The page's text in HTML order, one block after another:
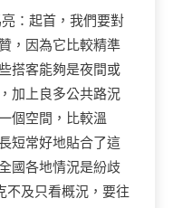
：起首，我們要對
，因為它比較精準
搭客能夠是夜間或
加上良多公共路況
個空間，比較溫
短常好地貼合了這
國各地情況是紛歧
不及只看概況，要往